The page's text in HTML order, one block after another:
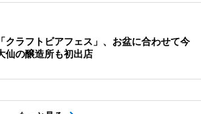
クラフトビアフェス」、お盆に合わせて今
の醸造所も初出店